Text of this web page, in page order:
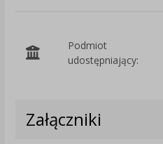
Podmiot
udostępniający:
Załączniki